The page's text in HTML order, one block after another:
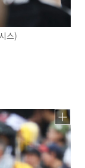
스)